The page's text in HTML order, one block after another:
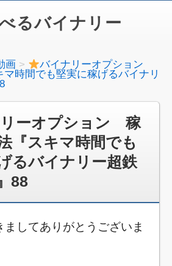
るバイナリー
画
バイナリーオプション
時間でも堅実に稼げるバイナリ
ーオプション 稼
『スキマ時間でも
るバイナリー超鉄
88
ましてありがとうございま